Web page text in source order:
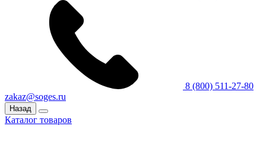
8 (800) 511-27-80
zakaz@soges.ru
Назад
Каталог товаров